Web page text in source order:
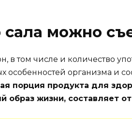
сала можно
в том числе и количество
особенностей организма и
порция продукта для
образ жизни, составляет от